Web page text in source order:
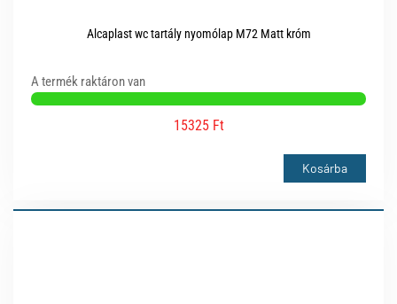
Alcaplast wc tartály nyomólap M72 Matt króm
A termék raktáron van
15325 Ft
Kosárba